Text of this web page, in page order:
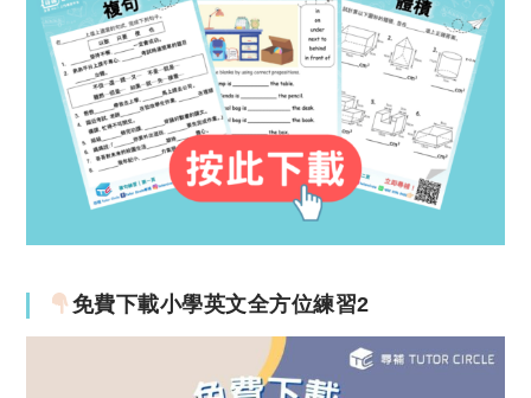
免費下載小學英文全方位練習2